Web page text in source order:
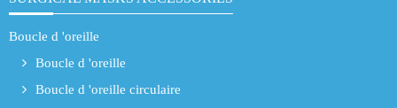
Boucle d 'oreille
Boucle d 'oreille
Boucle d 'oreille circulaire